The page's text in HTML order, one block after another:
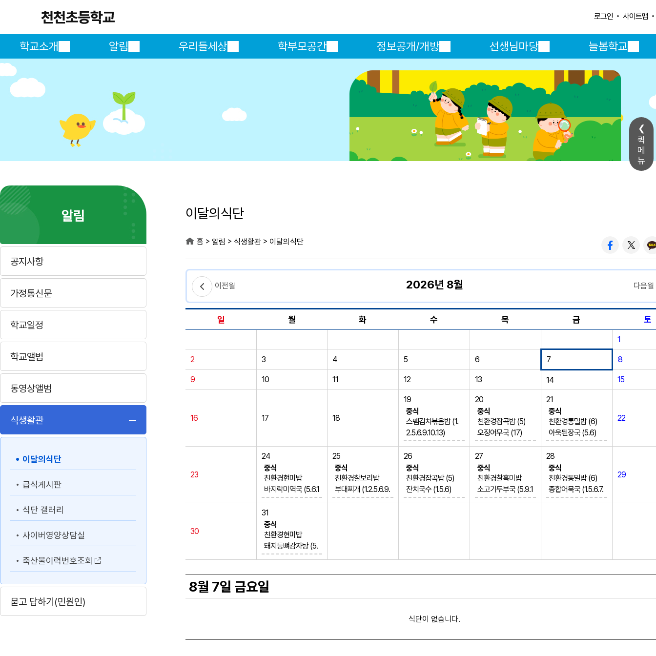
퀵
메
뉴
로그인 사이트맵
학교소개 알림 우리들세상 학부모공간 정보공개/개방 선생님마당 늘봄학교
알림
공지사항
가정통신문
학교일정
학교앨범
동영상앨범
식생활관
이달의식단
급식게시판
식단 갤러리
사이버영양상담실
축산물이력번호조회
묻고 답하기(민원인)
이달의식단
홈 > 알림 > 식생활관 > 이달의식단
이전월 2026년 8월 다음월
일 월 화 수 목 금 토
1
2 3 4 5 6 7 8
9 10 11 12 13 14 15
16 17 18
19
중식
스팸김치볶음밥 (1.
2.5.6.9.10.13)
부추계란국 (1)
콩나물무침 (5)
깍두기 (9)
데리야끼닭꼬치 (5.
6.13.15)
망고생크림케이크
20
중식
친환경잡곡밥 (5)
오징어무국 (17)
돼지사태찜 (6.10.1
3)
참나물무침
수제달콤옥수수전
(2.5.6.13)
배추김치 (9)
21
중식
친환경통밀밥 (6)
아욱된장국 (5.6)
쫄면야채무침 (5.6.1
3)
새송이파프리카볶
음
생선가스&타르타르
소스 (1.5.13)
22
23
24
중식
친환경현미밥
바지락미역국 (5.6.1
3.18)
브로콜리참깨무침
(1.5)
깍두기 (9)
묵은지닭볶음탕 (5.
6.9.13.15)
2.5.6.10.15.16)
바람떡
25
중식
친환경찰보리밥
부대찌개 (1.2.5.6.9.
10.12.15.16)
26
중식
친환경잡곡밥 (5)
잔치국수 (1.5.6)
오징어초무침 (5.6.1
27
중식
친환경찰흑미밥
소고기두부국 (5.9.1
6)
28
중식
친환경통밀밥 (6)
종합어묵국 (1.5.6.7.
13.18)
29
30
31
중식
친환경현미밥
돼지등뼈감자탕 (5.
6.10.13)
애호박새우살볶음
(5.9.13)
야채계란말이 (1.2.
8월 7일 금요일
식단이 없습니다.